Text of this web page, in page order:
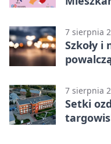
7 sierpnia
Szkoły i
7 sierpnia
Setki